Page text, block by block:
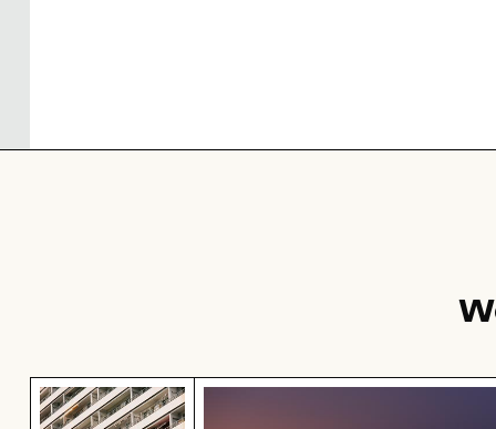
Modernes Wohngebäude mit Balkonen
Silhouette einer Person mit